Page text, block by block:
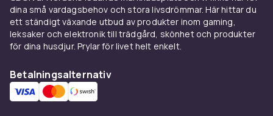
kostymhandskaroch mantlarblir karaktären
komplett. Fler detaljer hittar du bland våra
maskeradtillbehör.
och få dem levererade direkt hem. Med ett
stort utbud i olika stilar och prisklasser hittar
dina små vardagsbehov och stora livsdrömmar. Här hittar du
ett ständigt växande utbud av produkter inom gaming,
leksaker och elektronik till trädgård, skönhet och produkter
för dina husdjur. Prylar för livet helt enkelt.
Betalningsalternativ